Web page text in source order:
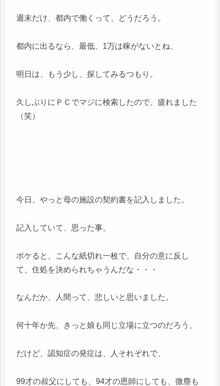
週末だけ、都内で働くって、どうだろう。
都内に出るなら、最低、1万は稼がないとね、
明日は、もう少し、探してみるつもり。
久しぶりにＰＣでマジに検索したので、疲れました
（笑）
今日、やっと母の施設の契約書を記入しました。
記入していて、思った事。
ボケると、こんな紙切れ一枚で、自分の意に反し
て、住処を決められちゃうんだな・・・
なんだか、人間って、悲しいと思いました。
何十年か先、きっと娘も同じ立場に立つのだろう。
だけど、認知症の発症は、人それぞれで、
99才の叔父にしても、94才の恩師にしても、微塵も